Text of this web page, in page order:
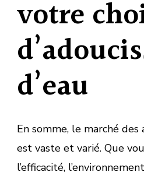
votre
d’eau
En somme, le marché des
est vaste et varié. Que
l’efficacité,